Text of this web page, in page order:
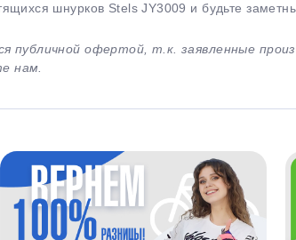
шнурков Stels JY3009 и будьте
публичной офертой, т.к. заявленные
нам.